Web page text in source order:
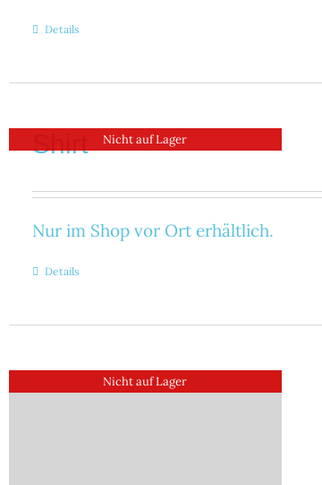
Details
Nicht auf Lager
Shirt
Nur im Shop vor Ort erhältlich.
Details
Nicht auf Lager